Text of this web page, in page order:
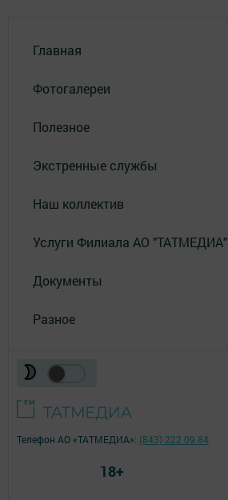
Главная
Фотогалереи
Полезное
Экстренные службы
Наш коллектив
Услуги Филиала АО "ТАТМЕДИА"
Документы
Разное
Телефон АО «ТАТМЕДИА»: (843) 222 09 84
18+